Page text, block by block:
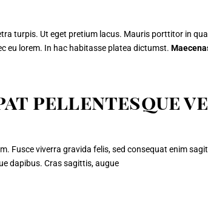
turpis. Ut eget pretium lacus. Mauris porttitor in
eu lorem. In hac habitasse platea dictumst.
pellentesque
viverra gravida felis, sed consequat enim
dapibus. Cras sagittis, augue